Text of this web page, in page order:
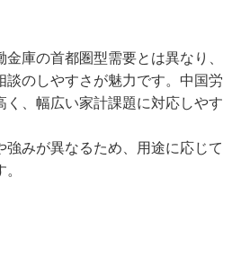
庫の首都圏型需要とは異なり、
談のしやすさが魅力です。中国労
く、幅広い家計課題に対応しやす
みが異なるため、用途に応じて